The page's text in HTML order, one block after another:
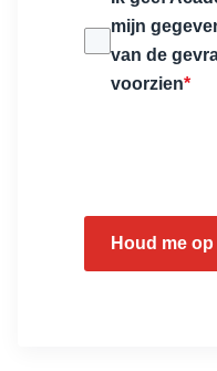
mijn
van de
voorzien*
Houd me